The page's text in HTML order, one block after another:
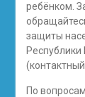
ребёнком.
защиты
По